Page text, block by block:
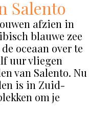
Salento
afzien in
blauwe zee
oceaan over te
uur vliegen
van Salento. Nu
is in Zuid-
om je